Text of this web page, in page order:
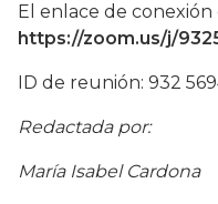
El enlace de conexión
https://zoom.us/j/
ID de reunión: 932
Redactada por:
María Isabel Cardona